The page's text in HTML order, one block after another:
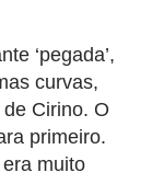
‘pegada’,
curvas,
Cirino. O
primeiro.
muito